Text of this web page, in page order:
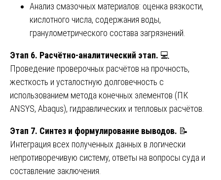
Анализ смазочных материалов: оценка вязкости,
кислотного числа, содержания воды,
гранулометрического состава загрязнений.
Этап 6. Расчётно-аналитический этап. 💻
Проведение проверочных расчётов на прочность,
жесткость и усталостную долговечность с
использованием метода конечных элементов (ПК
ANSYS, Abaqus), гидравлических и тепловых расчётов.
Этап 7. Синтез и формулирование выводов. 📝
Интеграция всех полученных данных в логически
непротиворечивую систему, ответы на вопросы суда и
составление заключения.